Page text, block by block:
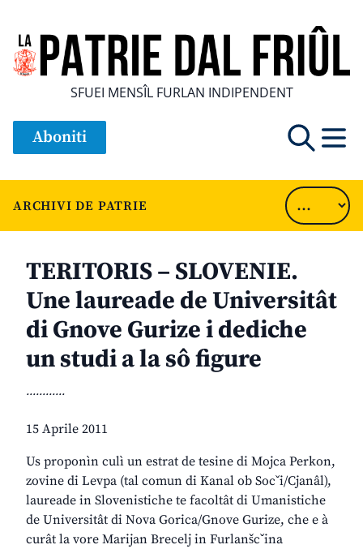
SFUEI MENSÎL FURLAN INDIPENDENT
Aboniti
ARCHIVI DE PATRIE
TERITORIS – SLOVENIE.
Une laureade de Universitât
di Gnove Gurize i dediche
un studi a la sô figure
............
15 Aprile 2011
Us proponìn culì un estrat de tesine di Mojca Perkon,
zovine di Levpa (tal comun di Kanal ob Socˇi/Cjanâl),
laureade in Slovenistiche te facoltât di Umanistiche
de Universitât di Nova Gorica/Gnove Gurize, che e à
curât la vore Marijan Brecelj in Furlanšcˇina